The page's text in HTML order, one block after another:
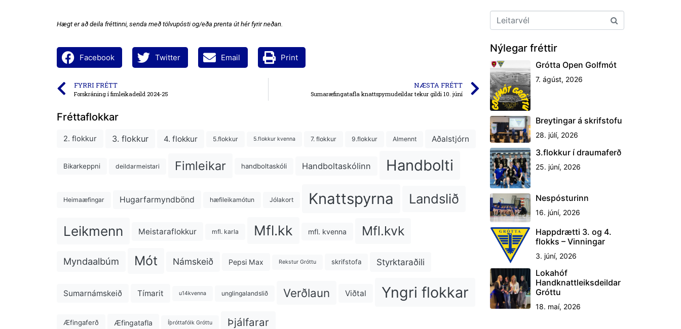
Hægt er að deila fréttinni, senda með tölvupósti og/eða prenta út hér fyrir neðan.
Facebook Twitter Email Print
FYRRI FRÉTT
Forskráning í fimleikadeild 2024-25
NÆSTA FRÉTT
Sumaræfingatafla knattspyrnudeildar tekur gildi 10. júní
Fréttaflokkar
2. flokkur 3. flokkur 4. flokkur 5.flokkur 5.flokkur kvenna 7. flokkur 9.flokkur Almennt Aðalstjórn
Bikarkeppni deildarmeistari Fimleikar handboltaskóli Handboltaskólinn Handbolti
Heimaæfingar Hugarfarmyndbönd hæfileikamótun Jólakort Knattspyrna Landslið
Leikmenn Meistaraflokkur mfl. karla Mfl.kk mfl. kvenna Mfl.kvk
Myndaalbúm Mót Námskeið Pepsi Max Rekstur Gróttu skrifstofa Styrktaraðili
Sumarnámskeið Tímarit u14kvenna unglingalandslið Verðlaun Viðtal Yngri flokkar
Æfingaferð Æfingatafla Íþróttafólk Gróttu Þjálfarar
Nýlegar fréttir
Grótta Open Golfmót
7. ágúst, 2026
Breytingar á skrifstofu
28. júlí, 2026
3.flokkur í draumaferð
25. júní, 2026
Nespósturinn
16. júní, 2026
Happdrætti 3. og 4.
flokks – Vinningar
3. júní, 2026
Lokahóf
Handknattleiksdeildar
Gróttu
18. maí, 2026